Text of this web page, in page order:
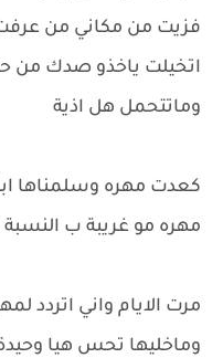
فزيت من مكاني من
اتخيلت ياخذو صدك من
وماتتحمل هل اذية
كعدت مهره وسلمناها
مهره مو غريبة ب
مرت الايام واني اتردد
وماخليها تحس هيا